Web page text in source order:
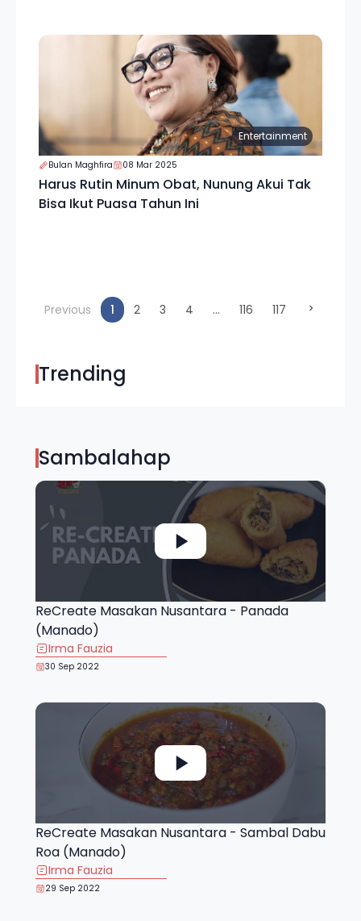
Entertainment
Bulan Maghfira 08 Mar 2025
Harus Rutin Minum Obat, Nunung Akui Tak
Bisa Ikut Puasa Tahun Ini
Previous 1 (current)
2 3 4 ... 116 117
Trending
Sambalahap
ReCreate Masakan Nusantara - Panada
(Manado)
Irma Fauzia
30 Sep 2022
ReCreate Masakan Nusantara - Sambal Dabu
Roa (Manado)
Irma Fauzia
29 Sep 2022